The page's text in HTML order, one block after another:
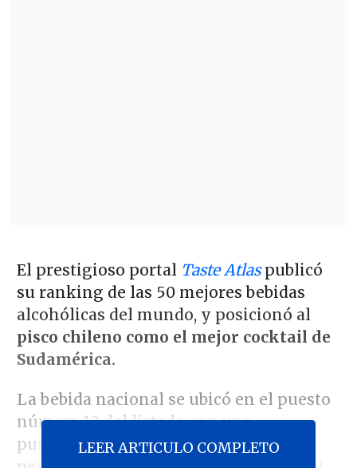
El prestigioso portal Taste Atlaspublicó
su ranking de las 50 mejores bebidas
alcohólicas del mundo, y posicionó al
pisco chileno como el mejor cocktail de
Sudamérica.
La bebida nacional se ubicó en el puesto
número 12 del listado con una
puntuación de 4.2, ysuperó a su símil
LEER ARTICULO COMPLETO